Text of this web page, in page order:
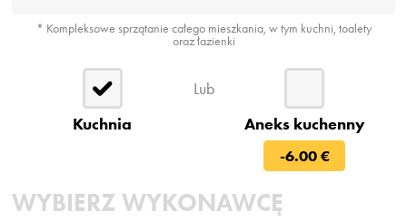
* Kompleksowe sprzątanie całego mieszkania, w tym kuchni, toalety
oraz łazienki
Kuchnia
Lub
Aneks kuchenny
-6.00 €
WYBIERZ WYKONAWCĘ